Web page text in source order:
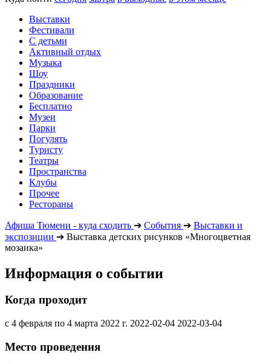
Выставки
Фестивали
С детьми
Активный отдых
Музыка
Шоу
Праздники
Образование
Бесплатно
Музеи
Парки
Погулять
Туристу
Театры
Пространства
Клубы
Прочее
Рестораны
Афиша Тюмени - куда сходить ➔ События ➔ Выставки и
экспозиции ➔ Выставка детских рисунков «Многоцветная
мозаика»
Информация о событии
Когда проходит
с 4 февраля по 4 марта 2022 г. 2022-02-04 2022-03-04
Место проведения